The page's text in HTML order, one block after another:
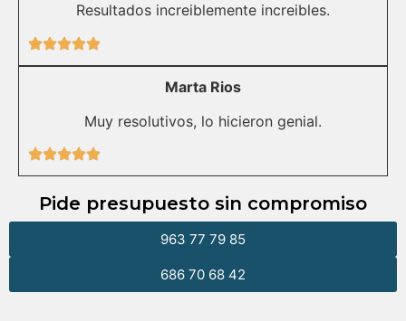
Resultados increiblemente increibles.
Marta Rios
Muy resolutivos, lo hicieron genial.
Pide presupuesto sin compromiso
686 70 68 42
963 77 79 85